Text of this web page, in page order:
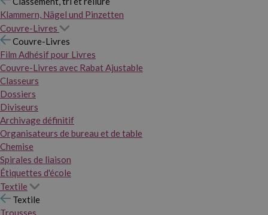
Klammern, Nägel und Pinzetten
Couvre-Livres
Couvre-Livres
Film Adhésif pour Livres
Couvre-Livres avec Rabat Ajustable
Classeurs
Dossiers
Diviseurs
Archivage définitif
Organisateurs de bureau et de table
Chemise
Spirales de liaison
Étiquettes d'école
Textile
Textile
Trousses